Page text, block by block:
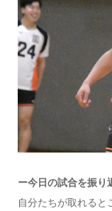
ー今日の試合を振り
自分たちが取れると